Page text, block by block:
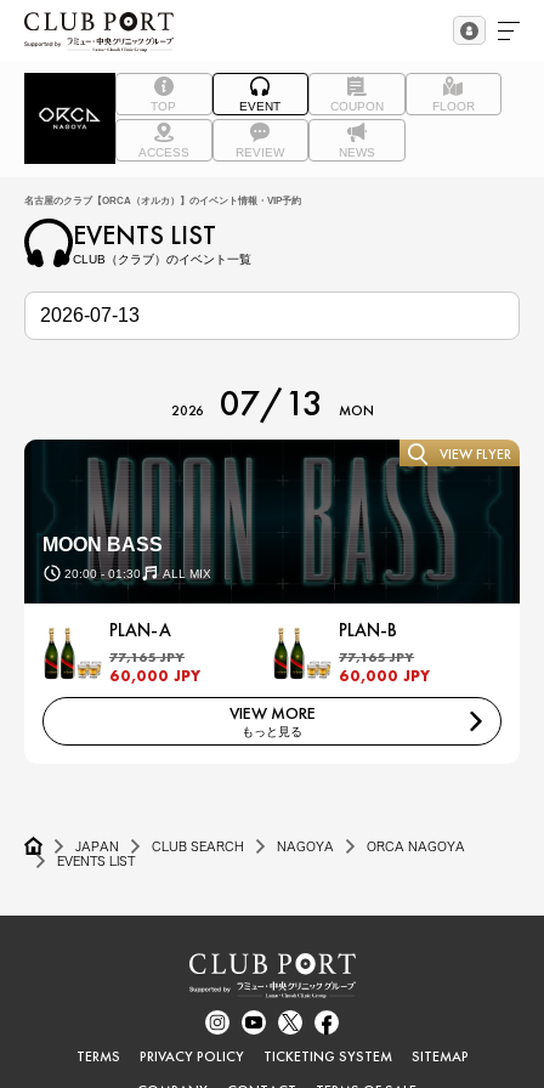
TOP EVENT COUPON FLOOR
ACCESS REVIEW NEWS
名古屋のクラブ【ORCA（オルカ）】のイベント情報・VIP予約
EVENTS LIST
CLUB（クラブ）のイベント一覧
2026 07/13 MON
MOON BASS
20:00 - 01:30 ALL MIX
VIEW FLYER
PLAN-A
77,165 JPY
60,000 JPY
PLAN-B
77,165 JPY
60,000 JPY
VIEW MORE
もっと見る
JAPAN CLUB SEARCH NAGOYA
ORCA NAGOYA
EVENTS LIST
TERMS PRIVACY POLICY TICKETING SYSTEM
SITEMAP